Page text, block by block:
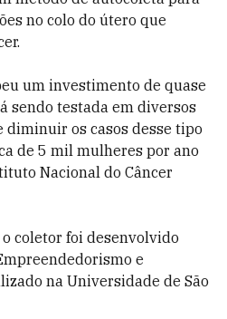
no colo do útero que
um investimento de quase
sendo testada em diversos
diminuir os casos desse tipo
de 5 mil mulheres por ano
Nacional do Câncer
coletor foi desenvolvido
e
na Universidade de São